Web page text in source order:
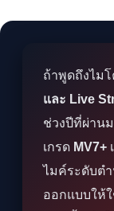
ถ้าพูดถึงไม
และ Live
ช่วงปีที่ผ่าน
เกรด MV7+
ไมค์ระดับต
ออกแบบให้ใ